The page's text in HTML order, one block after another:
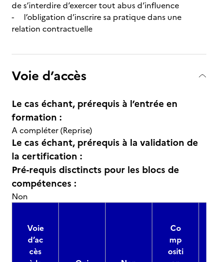
de s’interdire d’exercer tout abus d’influence
- l’obligation d’inscrire sa pratique dans une
relation contractuelle
Voie d’accès
Le cas échant, prérequis à l’entrée en
formation :
A compléter (Reprise)
Le cas échant, prérequis à la validation de
la certification :
Pré-requis disctincts pour les blocs de
compétences :
Non
Voie
d’ac
cès
Co
mp
ositi